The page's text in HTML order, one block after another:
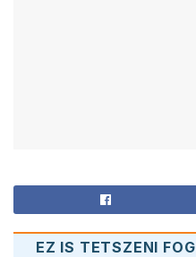
EZ IS TETSZENI FOG